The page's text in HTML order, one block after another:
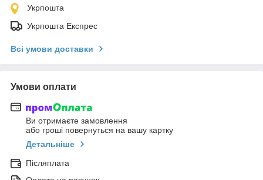
Укрпошта
Укрпошта Експрес
Всі умови доставки
Умови оплати
Ви отримаєте замовлення
або гроші повернуться на вашу картку
Детальніше
Післяплата